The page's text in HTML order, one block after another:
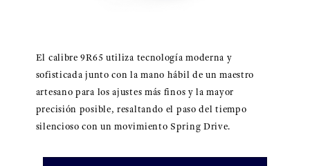
El calibre 9R65 utiliza tecnología moderna y
sofisticada junto con la mano hábil de un maestro
artesano para los ajustes más finos y la mayor
precisión posible, resaltando el paso del tiempo
silencioso con un movimiento Spring Drive.